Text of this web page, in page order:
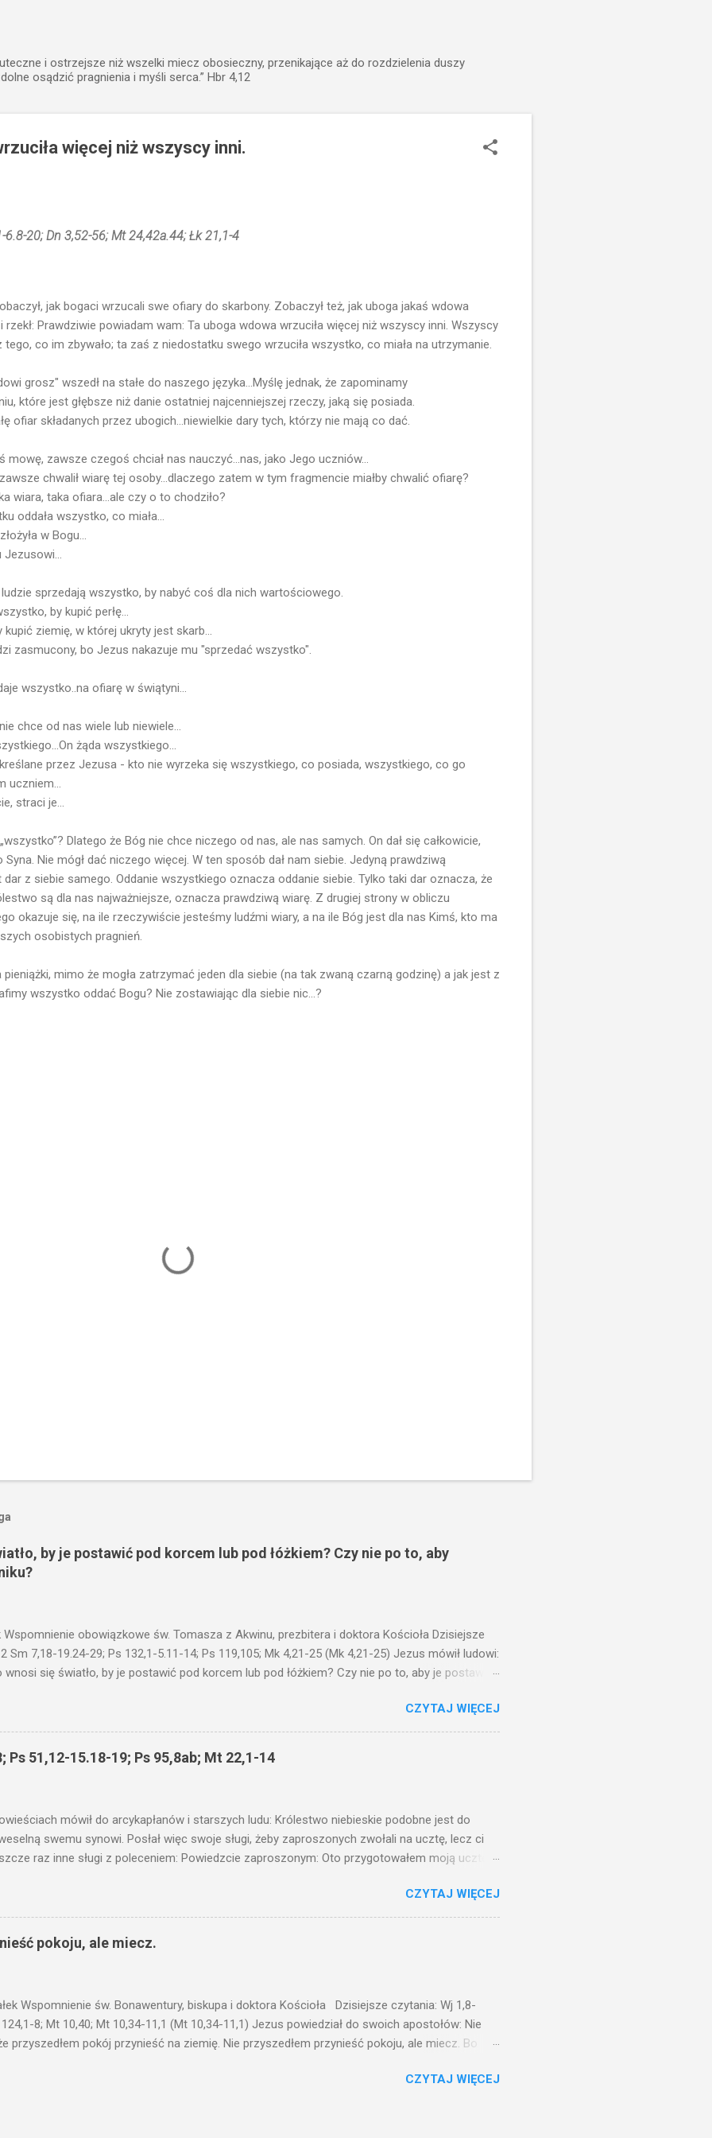
i ostrzejsze niż wszelki miecz obosieczny, przenikające aż do rozdzielenia duszy
osądzić pragnienia i myśli serca.” Hbr 4,12
więcej niż wszyscy inni.
6.8-20; Dn 3,52-56; Mt 24,42a.44; Łk 21,1-4
jak bogaci wrzucali swe ofiary do skarbony. Zobaczył też, jak uboga jakaś wdowa
rzekł: Prawdziwie powiadam wam: Ta uboga wdowa wrzuciła więcej niż wszyscy inni. Wszyscy
co im zbywało; ta zaś z niedostatku swego wrzuciła wszystko, co miała na utrzymanie.
grosz" wszedł na stałe do naszego języka...Myślę jednak, że zapominamy
które jest głębsze niż danie ostatniej najcenniejszej rzeczy, jaką się posiada.
ofiar składanych przez ubogich...niewielkie dary tych, którzy nie mają co dać.
mowę, zawsze czegoś chciał nas nauczyć...nas, jako Jego uczniów...
chwalił wiarę tej osoby...dlaczego zatem w tym fragmencie miałby chwalić ofiarę?
wiara, taka ofiara...ale czy o to chodziło?
oddała wszystko, co miała...
w Bogu...
sprzedają wszystko, by nabyć coś dla nich wartościowego.
by kupić perłę...
ziemię, w której ukryty jest skarb...
zasmucony, bo Jezus nakazuje mu "sprzedać wszystko".
wszystko..na ofiarę w świątyni...
chce od nas wiele lub niewiele...
żąda wszystkiego...
przez Jezusa - kto nie wyrzeka się wszystkiego, co posiada, wszystkiego, co go
straci je...
Dlatego że Bóg nie chce niczego od nas, ale nas samych. On dał się całkowicie,
Nie mógł dać niczego więcej. W ten sposób dał nam siebie. Jedyną prawdziwą
z siebie samego. Oddanie wszystkiego oznacza oddanie siebie. Tylko taki dar oznacza, że
są dla nas najważniejsze, oznacza prawdziwą wiarę. Z drugiej strony w obliczu
okazuje się, na ile rzeczywiście jesteśmy ludźmi wiary, a na ile Bóg jest dla nas Kimś, kto ma
osobistych pragnień.
pieniążki, mimo że mogła zatrzymać jeden dla siebie (na tak zwaną czarną godzinę) a jak jest z
wszystko oddać Bogu? Nie zostawiając dla siebie nic...?
by je postawić pod korcem lub pod łóżkiem? Czy nie po to, aby
Wspomnienie obowiązkowe św. Tomasza z Akwinu, prezbitera i doktora Kościoła Dzisiejsze
Sm 7,18-19.24-29; Ps 132,1-5.11-14; Ps 119,105; Mk 4,21-25 (Mk 4,21-25) Jezus mówił ludowi:
wnosi się światło, by je postawić pod korcem lub pod łóżkiem? Czy nie po to, aby je postawić
I mówił im: Uważajcie na to, czego słuchacie. Taką samą miarą, jaką wy mierzycie,
i jeszcze wam dołożą. Bo kto ma, temu będzie dane; a kto nie ma, pozbawią go i tego, co
fragmencie z Ewangelii Jezus kontynuuje przypowieści.... Czy po to wnosi się światło,
pod korcem lub pod łóżkiem? Czy nie po to, aby je postawić na świeczniku? Nie ma
CZYTAJ WIĘCEJ
Ps 51,12-15.18-19; Ps 95,8ab; Mt 22,1-14
mówił do arcykapłanów i starszych ludu: Królestwo niebieskie podobne jest do
swemu synowi. Posłał więc swoje sługi, żeby zaproszonych zwołali na ucztę, lecz ci
raz inne sługi z poleceniem: Powiedzcie zaproszonym: Oto przygotowałem moją ucztę:
a inni pochwycili jego sługi i znieważywszy [ich], pozabijali. Na to król uniósł się
i kazał wytracić owych zabójców, a miasto ich spalić. Wtedy rzekł swoim sługom: Uczta
nie byli jej godni. Idźcie więc na rozstajne drogi i zaproście na ucztę wszystkich,
wyszli na drogi i sprowadzili wszystkich, których napotkali: złych i dobrych. I sala zapełniła się
się pr...
CZYTAJ WIĘCEJ
pokoju, ale miecz.
Wspomnienie św. Bonawentury, biskupa i doktora Kościoła Dzisiejsze czytania: Wj 1,8-
124,1-8; Mt 10,40; Mt 10,34-11,1 (Mt 10,34-11,1) Jezus powiedział do swoich apostołów: Nie
przyszedłem pokój przynieść na ziemię. Nie przyszedłem przynieść pokoju, ale miecz. Bo
jego domownicy. Kto kocha ojca lub matkę bardziej niż Mnie, nie jest Mnie godzien. I kto kocha
CZYTAJ WIĘCEJ